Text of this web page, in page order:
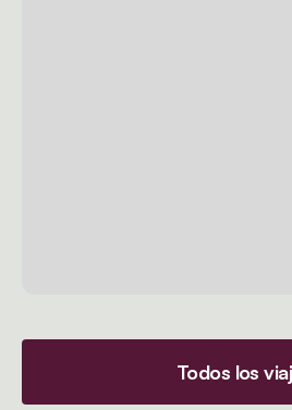
Todos los